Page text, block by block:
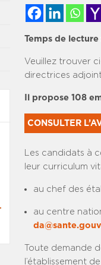
Temps de lecture
Veuillez trouver
directrices
Il propose 108
CONSULTER
Les candidats à
leur curriculum
au chef des
au centre
Toute demande
l’établissement